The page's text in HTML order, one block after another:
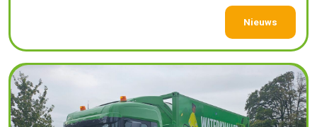
Nieuws